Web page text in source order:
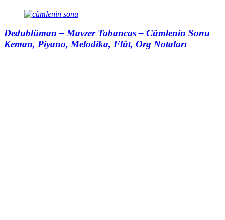
Dedublüman – Mavzer Tabancas – Cümlenin Sonu
Keman, Piyano, Melodika, Flüt, Org Notaları